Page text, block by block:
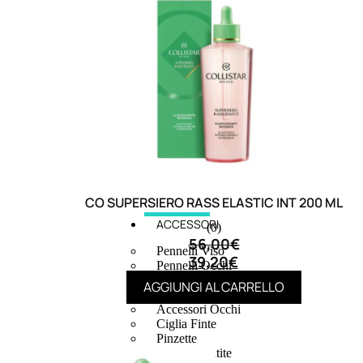
ESAURITO
ACCESSORI
Pennelli Viso
Pennelli Occhi
Pennelli Labbra
Accessori Make Up
Accessori Occhi
Ciglia Finte
Pinzette
Temperamatite
CO SUPERSIERO RASS ELASTIC INT 200 ML
(0)
56,00€
39,20€
AGGIUNGI AL CARRELLO